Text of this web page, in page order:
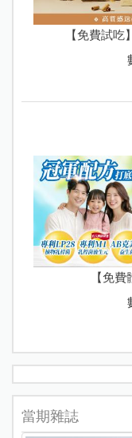
【免費試
【免
當期雜誌